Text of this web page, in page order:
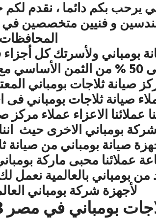
يرحب بكم دائما ، نقدم
و فنيين متخصصين في
بومباني ولأسرتك كل أجزاء
الاصلية بخصم يتعدى الى 50 %
صيانة ثلاجات بومباني
صيانة ثلاجات بومباني
عملائنا الاعزاء عملاء
بومباني الاخرى حيث
صيانة بومباني من
على فترة 24 ساعة عملائنا محبى
من بومباني بالعالمية
لأجهزة شركة بومباني
في مصر 19418 – 01000630526